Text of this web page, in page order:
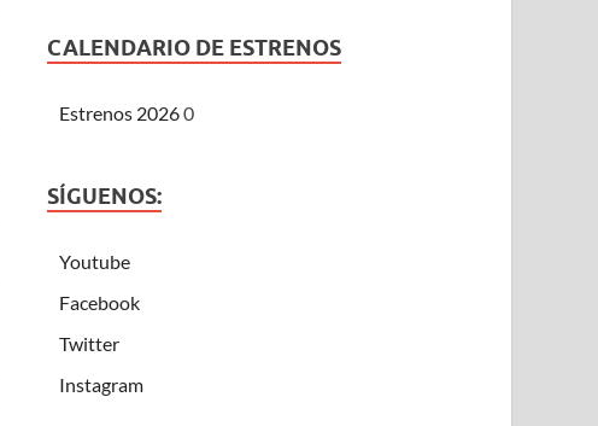
CALENDARIO DE ESTRENOS
Estrenos 20260
SÍGUENOS:
Youtube
Facebook
Twitter
Instagram